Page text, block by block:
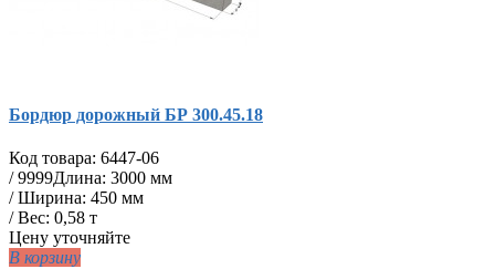
Бордюр дорожный БР 300.45.18
Код товара: 6447-06
/9999Длина: 3000 мм
/ Ширина: 450 мм
/ Вес: 0,58 т
Цену уточняйте
В корзину